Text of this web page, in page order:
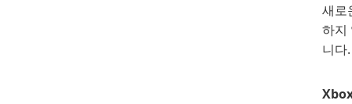
새로
하지
니다.